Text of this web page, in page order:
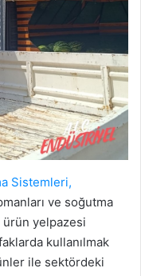
Sistemleri,
ve soğutma
ürün yelpazesi
kullanılmak
ile sektördeki